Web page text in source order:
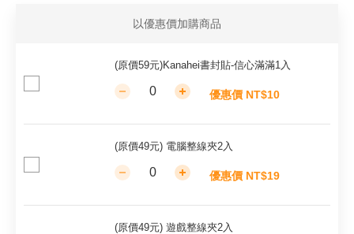
以優惠價加購商品
(原價59元)Kanahei書封貼-信心滿滿1入
優惠價 NT$10
(原價49元) 電腦整線夾2入
優惠價 NT$19
(原價49元) 遊戲整線夾2入